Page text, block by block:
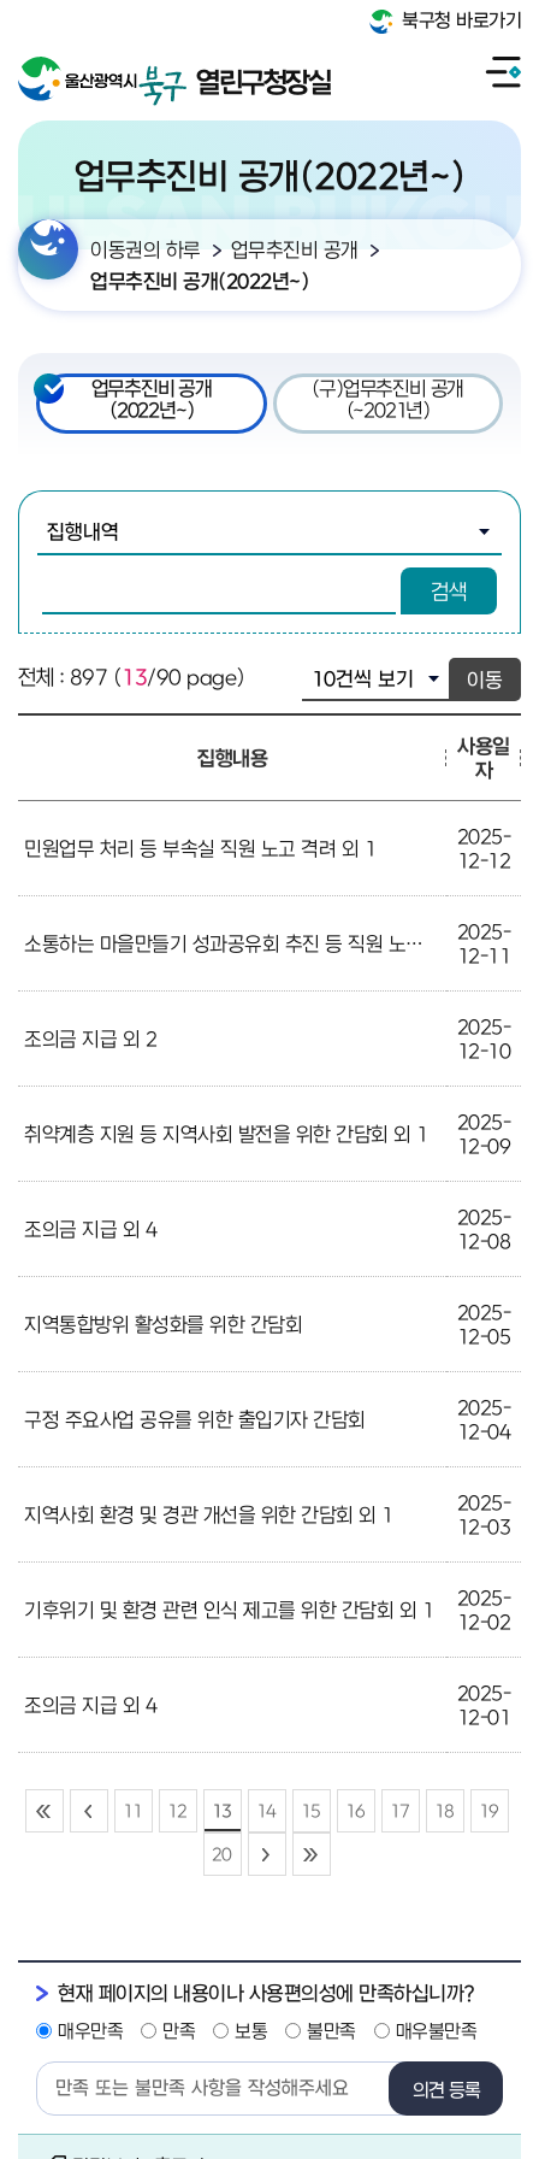
북구청 바로가기
열린구청장실
업무추진비 공개(2022년~)
이동권의 하루
업무추진비 공개
업무추진비 공개(2022년~)
업무추진비 공개
(2022년~)
(구)업무추진비 공개
(~2021년)
검색
전체 : 897 (13/90 page) 이동
집행내용
사용일
자
민원업무 처리 등 부속실 직원 노고 격려 외 1
2025-
12-12
소통하는 마을만들기 성과공유회 추진 등 직원 노고 격려
2025-
12-11
조의금 지급 외 2
2025-
12-10
취약계층 지원 등 지역사회 발전을 위한 간담회 외 1
2025-
12-09
조의금 지급 외 4
2025-
12-08
지역통합방위 활성화를 위한 간담회
2025-
12-05
구정 주요사업 공유를 위한 출입기자 간담회
2025-
12-04
지역사회 환경 및 경관 개선을 위한 간담회 외 1
2025-
12-03
기후위기 및 환경 관련 인식 제고를 위한 간담회 외 1
2025-
12-02
조의금 지급 외 4
2025-
12-01
11 12 13 14 15 16 17 18 19
20
현재 페이지의 내용이나 사용편의성에 만족하십니까?
매우만족 만족 보통 불만족 매우불만족
의견 등록